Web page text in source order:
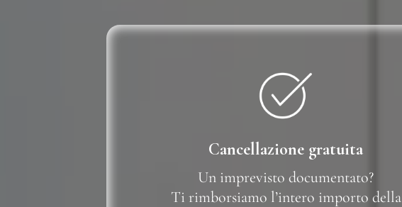
Cancellazione gratuita
Un imprevisto documentato?
Ti rimborsiamo l’intero importo della